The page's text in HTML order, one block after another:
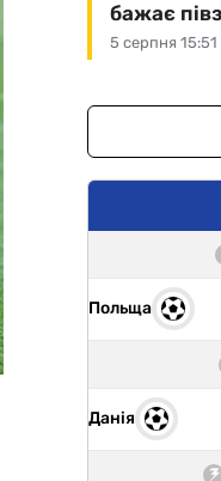
5 серпня 15:51
бажає
Польща
Данія